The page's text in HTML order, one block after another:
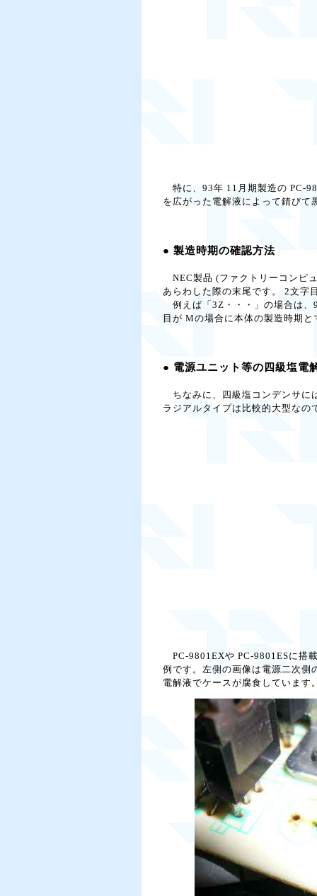
特に、93年 11月期製造の PC-
を広がった電解液によって錆びて
● 製造時期の確認方法
NEC製品 (ファクトリーコンピ
あらわした際の末尾です。 2文字
例えば「3Z・・・」の場合は、
目が Mの場合に本体の製造時期
● 電源ユニット等の四級塩電
ちなみに、四級塩コンデンサに
ラジアルタイプは比較的大型なの
PC-9801EXや PC-9801ESに搭
例です。左側の画像は電源二次側
電解液でケースが腐食しています